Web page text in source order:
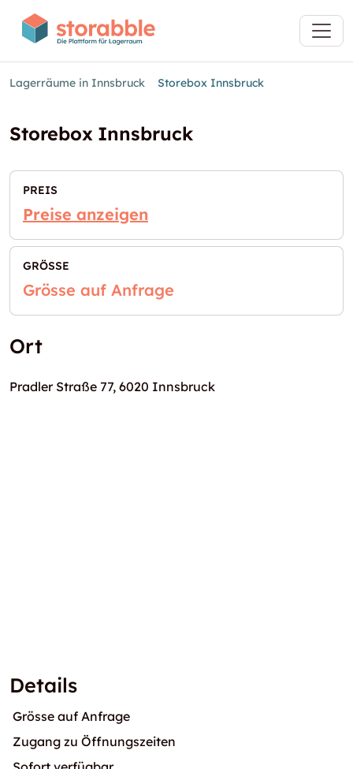
Lagerräume in Innsbruck Storebox Innsbruck
Storebox Innsbruck
PREIS
Preise anzeigen
GRÖSSE
Grösse auf Anfrage
Ort
Pradler Straße 77, 6020 Innsbruck
Details
Grösse auf Anfrage
Zugang zu Öffnungszeiten